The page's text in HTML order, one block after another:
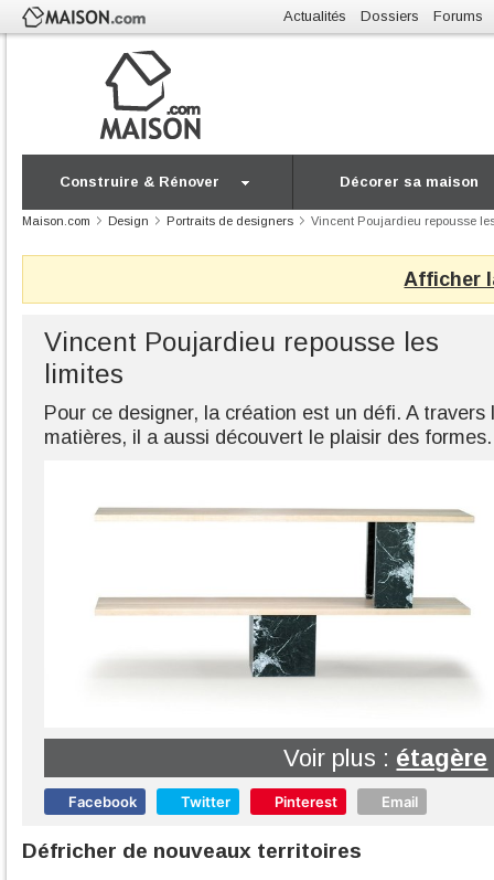
Actualités Dossiers Forums
Construire & Rénover Décorer sa maison
Maison.com Design Portraits de designers Vincent Poujardieu repousse
Afficher
Vincent Poujardieu repousse les
limites
Pour ce designer, la création est un défi. A travers
matières, il a aussi découvert le plaisir des formes.
Voir plus : étagère
Facebook Twitter Pinterest Email
Défricher de nouveaux territoires